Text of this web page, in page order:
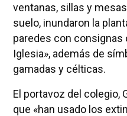
ventanas, sillas y
suelo, inundaron la
paredes con consignas
Iglesia», además de
gamadas y célticas.
El portavoz del colegio,
que «han usado los